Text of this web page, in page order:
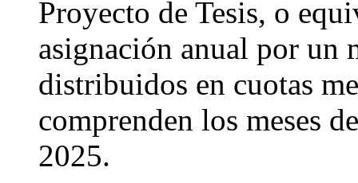
Proyecto de Tesis, o
asignación anual por un
distribuidos en cuotas
comprenden los meses
2025.